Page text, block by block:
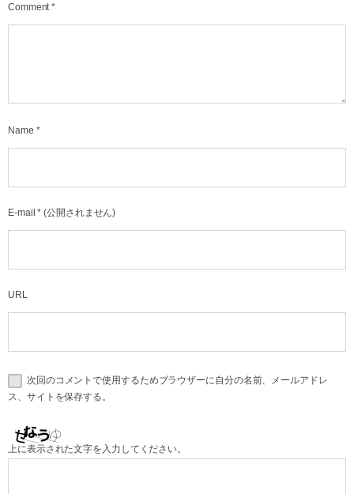
Comment *
Name *
E-mail * (公開されません)
URL
次回のコメントで使用するためブラウザーに自分の名前、メールアドレ
ス、サイトを保存する。
上に表示された文字を入力してください。